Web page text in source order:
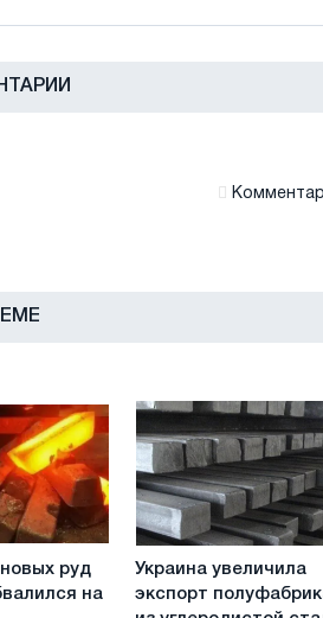
руд
на
Украина
увеличила
экспорт
Украина увеличила
экспорт